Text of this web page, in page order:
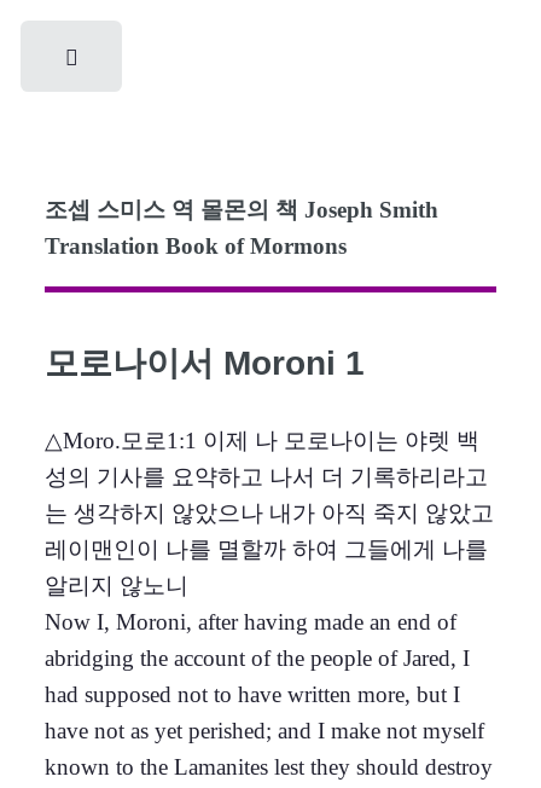
조셉 스미스 역 몰몬의 책 Joseph Smith
Translation Book of Mormons
모로나이서 Moroni 1
△Moro.모로1:1 이제 나 모로나이는 야렛 백
성의 기사를 요약하고 나서 더 기록하리라고
는 생각하지 않았으나 내가 아직 죽지 않았고
레이맨인이 나를 멸할까 하여 그들에게 나를
알리지 않노니
Now I, Moroni, after having made an end of
abridging the account of the people of Jared, I
had supposed not to have written more, but I
have not as yet perished; and I make not myself
known to the Lamanites lest they should destroy